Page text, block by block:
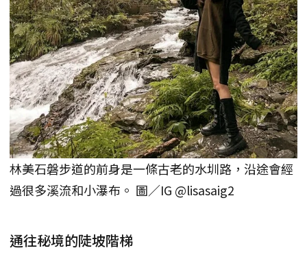
林美石磐步道的前身是一條古老的水圳路，沿途會經
過很多溪流和小瀑布。 圖／IG @lisasaig2
通往秘境的陡坡階梯